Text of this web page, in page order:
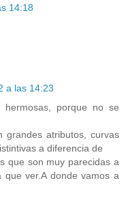
14:18
a las 14:23
porque no se
grandes atributos, curvas
a diferencia de
que son muy parecidas a
ver.A donde vamos a